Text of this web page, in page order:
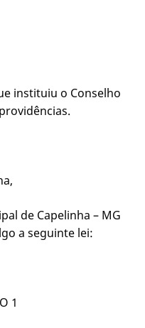
instituiu o Conselho
de Capelinha – MG
a seguinte lei:
1